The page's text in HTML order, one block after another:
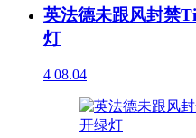
英法德未跟风封禁
灯
4 08.04